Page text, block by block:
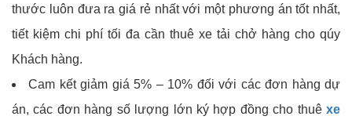
thước luôn đưa ra giá rẻ nhất với một phương án tốt nhất,
tiết kiệm chi phí tối đa cần thuê xe tải chở hàng cho qúy
Khách hàng.
Cam kết giảm giá 5% – 10% đối với các đơn hàng dự
án, các đơn hàng số lượng lớn ký hợp đồng cho thuê xe